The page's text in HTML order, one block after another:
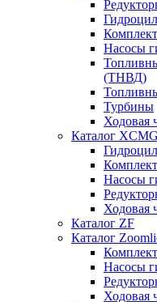
Насосы
(ТНВД)
Турбины
Ходовая
Каталог XCMG
Насосы
Ходовая
Каталог ZF
Каталог
Насосы
Ходовая